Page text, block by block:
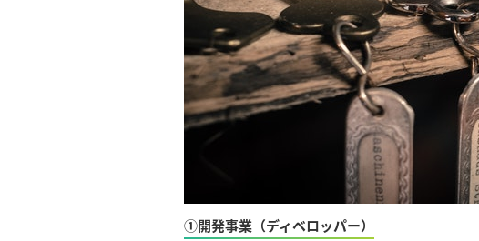
①開発事業（ディベロッパー）